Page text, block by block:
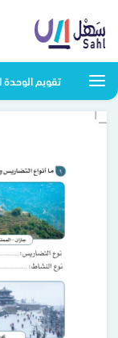
تقويم